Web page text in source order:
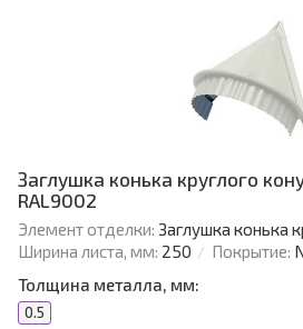
Заглушка конька круглого
RAL9002
Элемент отделки: Заглушка конька
Ширина листа, мм: 250 Покрытие:
Толщина металла, мм:
0.5